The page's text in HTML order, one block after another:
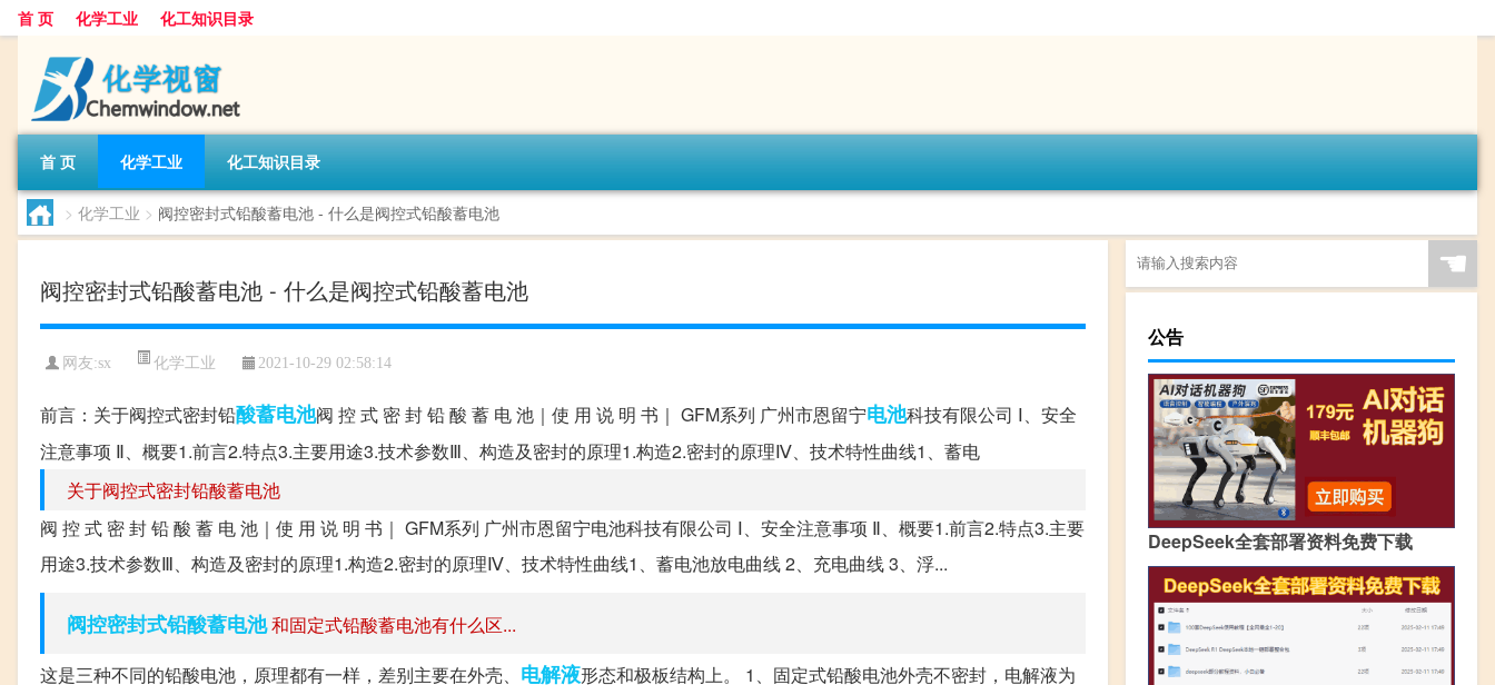
首 页 化学工业 化工知识目录
首 页 化学工业 化工知识目录
> 化学工业 > 阀控密封式铅酸蓄电池 - 什么是阀控式铅酸蓄电池
阀控密封式铅酸蓄电池 - 什么是阀控式铅酸蓄电池
网友:sx 化学工业 2021-10-29 02:58:14
前言：关于阀控式密封铅酸蓄电池阀 控 式 密 封 铅 酸 蓄 电 池｜使 用 说 明 书｜ GFM系列 广州市恩留宁电池科技有限公司 Ⅰ、安全
注意事项 Ⅱ、概要1.前言2.特点3.主要用途3.技术参数Ⅲ、构造及密封的原理1.构造2.密封的原理Ⅳ、技术特性曲线1、蓄电
关于阀控式密封铅酸蓄电池
阀 控 式 密 封 铅 酸 蓄 电 池｜使 用 说 明 书｜ GFM系列 广州市恩留宁电池科技有限公司 Ⅰ、安全注意事项 Ⅱ、概要1.前言2.特点3.主要
用途3.技术参数Ⅲ、构造及密封的原理1.构造2.密封的原理Ⅳ、技术特性曲线1、蓄电池放电曲线 2、充电曲线 3、浮...
阀控密封式铅酸蓄电池和固定式铅酸蓄电池有什么区...
这是三种不同的铅酸电池，原理都有一样，差别主要在外壳、 电解液形态和极板结构上。 1、固定式铅酸电池外壳不密封，电解液为
☚
公告
DeepSeek全套部署资料免费下载